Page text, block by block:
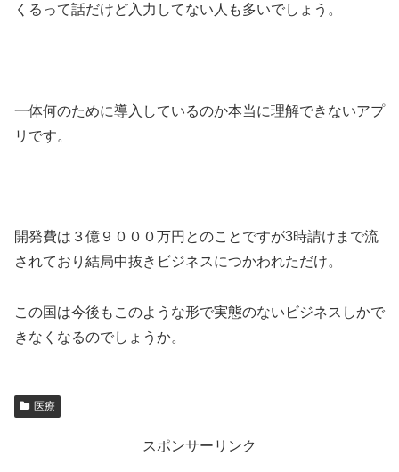
くるって話だけど入力してない人も多いでしょう。
一体何のために導入しているのか本当に理解できないアプ
リです。
開発費は ３億９０００万円とのことですが3時請けまで流
されており結局中抜きビジネスにつかわれただけ。
この国は今後もこのような形で実態のないビジネスしかで
きなくなるのでしょうか。
医療
スポンサーリンク